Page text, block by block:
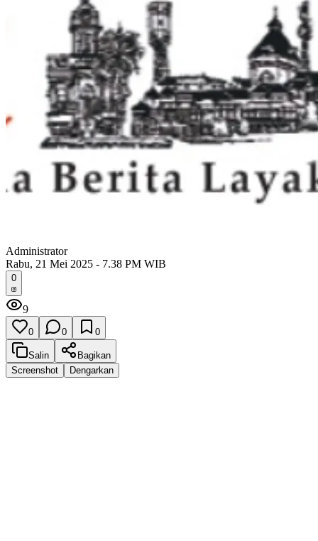
Administrator
Rabu, 21 Mei 2025 - 7.38 PM WIB
0
9
0 0 0
Salin
Bagikan
Screenshot
Dengarkan